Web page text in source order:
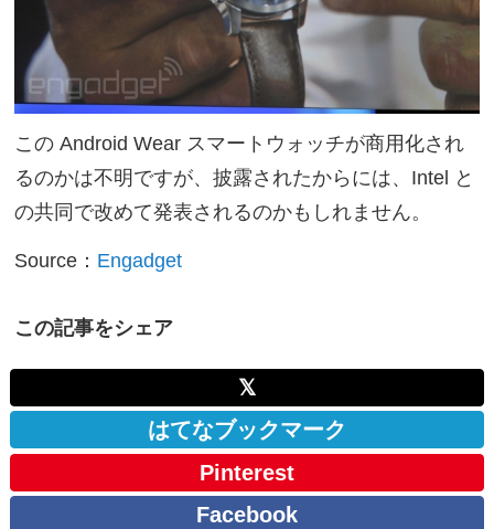
この Android Wear スマートウォッチが商用化され
るのかは不明ですが、披露されたからには、Intel と
の共同で改めて発表されるのかもしれません。
Source： Engadget
この記事をシェア
𝕏
はてなブックマーク
Pinterest
Facebook